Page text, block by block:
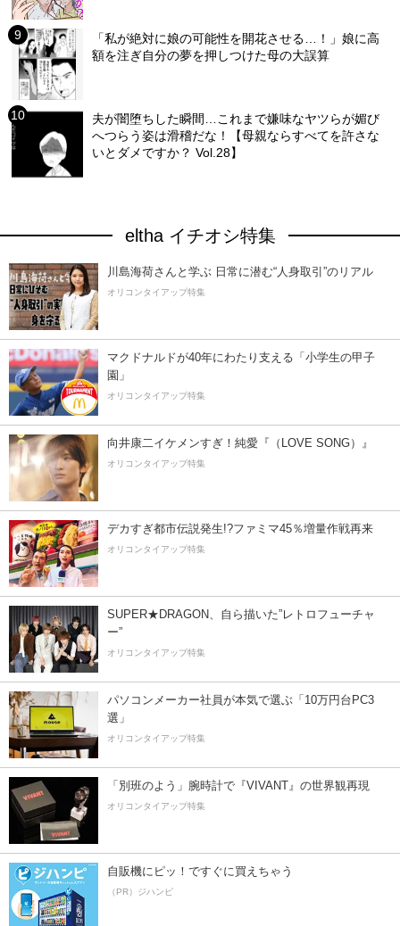
「私が絶対に娘の可能性を開花させる…！」娘に高
額を注ぎ自分の夢を押しつけた母の大誤算
夫が闇堕ちした瞬間…これまで嫌味なヤツらが媚び
へつらう姿は滑稽だな！【母親ならすべてを許さな
いとダメですか？ Vol.28】
eltha イチオシ特集
川島海荷さんと学ぶ 日常に潜む“人身取引”のリアル
オリコンタイアップ特集
マクドナルドが40年にわたり支える「小学生の甲子
園」
オリコンタイアップ特集
向井康二イケメンすぎ！純愛『（LOVE SONG）』
オリコンタイアップ特集
デカすぎ都市伝説発生!?ファミマ45％増量作戦再来
オリコンタイアップ特集
SUPER★DRAGON、自ら描いた”レトロフューチャ
ー”
オリコンタイアップ特集
パソコンメーカー社員が本気で選ぶ「10万円台PC3
選」
オリコンタイアップ特集
「別班のよう」腕時計で『VIVANT』の世界観再現
オリコンタイアップ特集
自販機にピッ！ですぐに買えちゃう
（PR）ジハンピ